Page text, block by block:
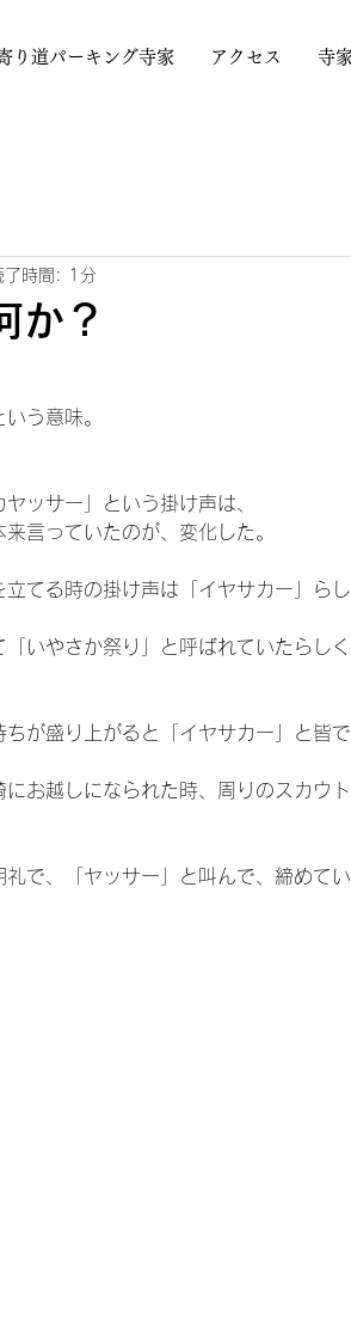
り道パーキング寺家 アクセス 寺
か？
了時間: 1分
う意味。
ッサー」という掛け声は、
言っていたのが、変化した。
てる時の掛け声は「イヤサカー」らし
いやさか祭り」と呼ばれていたらし
が盛り上がると「イヤサカー」と皆で
お越しになられた時、周りのスカウト
で、「ヤッサー」と叫んで、締めてい